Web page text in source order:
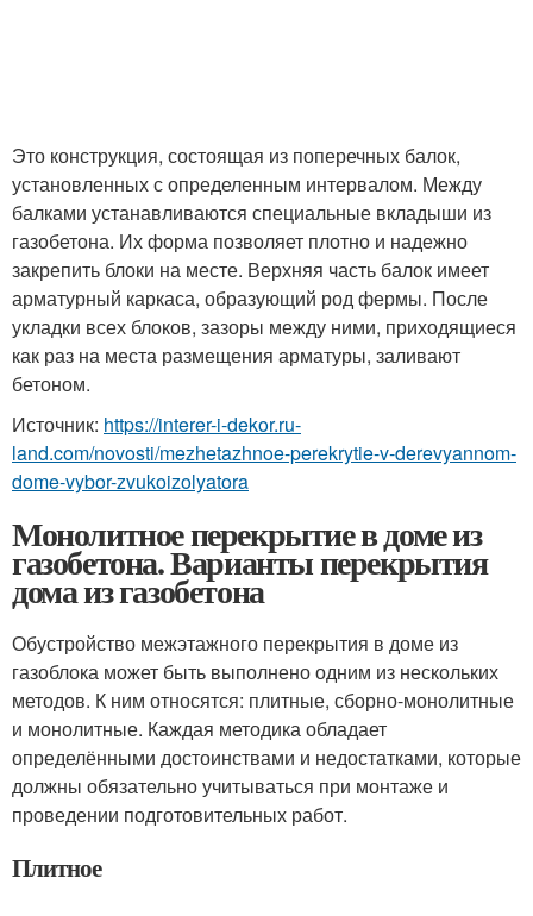
Это конструкция, состоящая из поперечных балок,
установленных с определенным интервалом. Между
балками устанавливаются специальные вкладыши из
газобетона. Их форма позволяет плотно и надежно
закрепить блоки на месте. Верхняя часть балок имеет
арматурный каркаса, образующий род фермы. После
укладки всех блоков, зазоры между ними, приходящиеся
как раз на места размещения арматуры, заливают
бетоном.
Источник: https://interer-i-dekor.ru-
land.com/novosti/mezhetazhnoe-perekrytie-v-derevyannom-
dome-vybor-zvukoizolyatora
Монолитное перекрытие в доме из
газобетона. Варианты перекрытия
дома из газобетона
Обустройство межэтажного перекрытия в доме из
газоблока может быть выполнено одним из нескольких
методов. К ним относятся: плитные, сборно-монолитные
и монолитные. Каждая методика обладает
определёнными достоинствами и недостатками, которые
должны обязательно учитываться при монтаже и
проведении подготовительных работ.
Плитное